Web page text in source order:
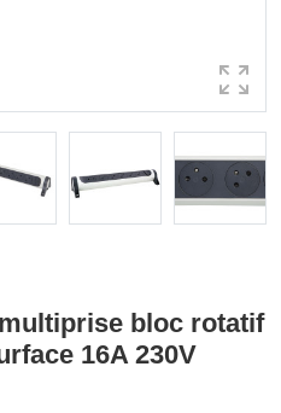
bloc rotatif
16A 230V